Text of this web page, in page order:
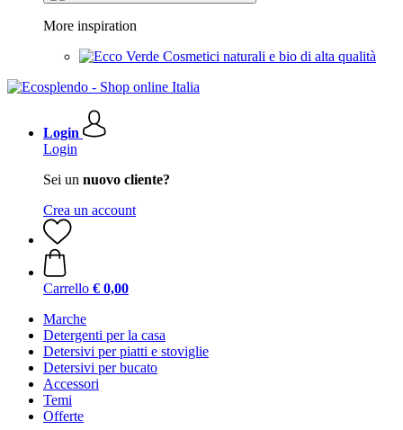
More inspiration
Cosmetici naturali e bio di alta qualità
Login
Login
Sei un nuovo cliente?
Crea un account
Carrello € 0,00
Marche
Detergenti per la casa
Detersivi per piatti e stoviglie
Detersivi per bucato
Accessori
Temi
Offerte